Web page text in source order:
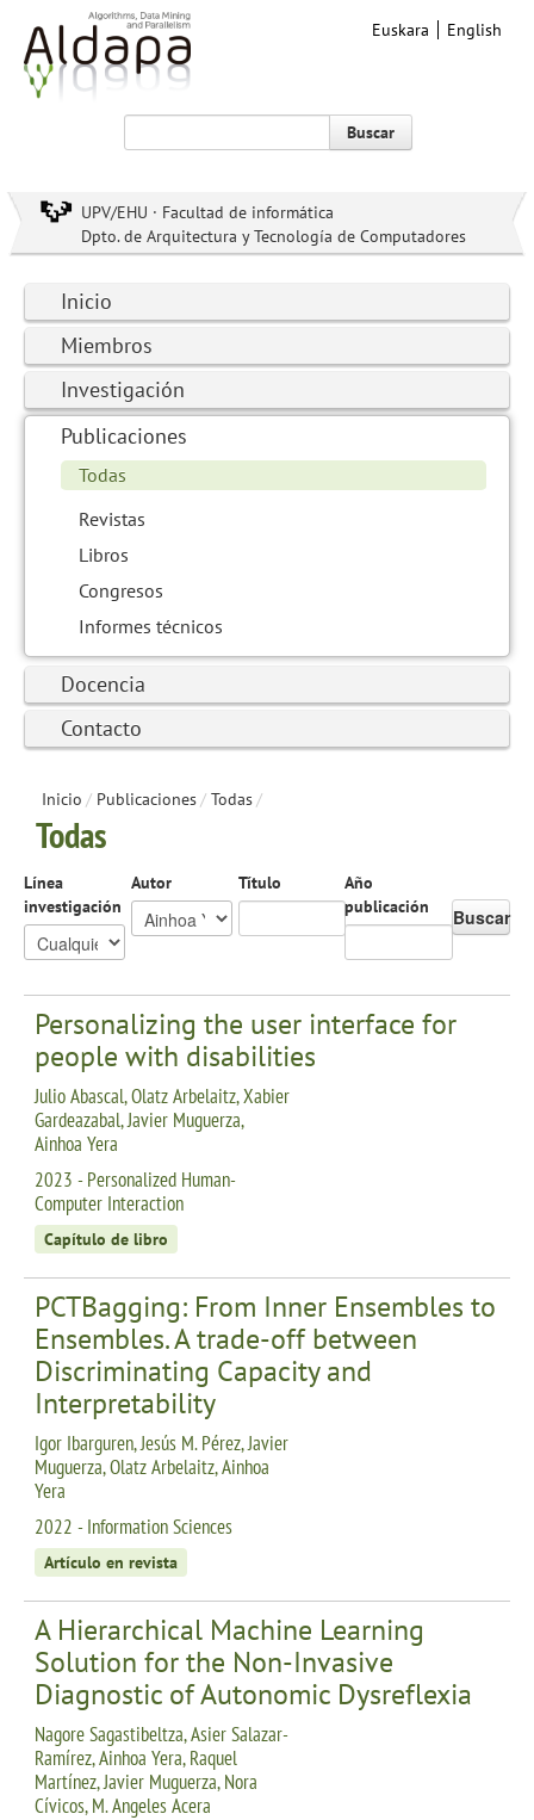
Euskara English
Buscar
UPV/EHU · Facultad de informática
Dpto. de Arquitectura y Tecnología de Computadores
Inicio
Miembros
Investigación
Publicaciones
Todas
Revistas
Libros
Congresos
Informes técnicos
Docencia
Contacto
Inicio / Publicaciones/ Todas/
Todas
Línea
investigación
Autor Título
Año
publicación
Buscar
Personalizing the user interface for
people with disabilities
Julio Abascal, Olatz Arbelaitz, Xabier
Gardeazabal, Javier Muguerza,
Ainhoa Yera
2023 - Personalized Human-
Computer Interaction
Capítulo de libro
PCTBagging: From Inner Ensembles to
Ensembles. A trade-off between
Discriminating Capacity and
Interpretability
Igor Ibarguren, Jesús M. Pérez, Javier
Muguerza, Olatz Arbelaitz, Ainhoa
Yera
2022 - Information Sciences
Artículo en revista
A Hierarchical Machine Learning
Solution for the Non-Invasive
Diagnostic of Autonomic Dysreflexia
Nagore Sagastibeltza, Asier Salazar-
Ramírez, Ainhoa Yera, Raquel
Martínez, Javier Muguerza, Nora
Cívicos, M. Angeles Acera